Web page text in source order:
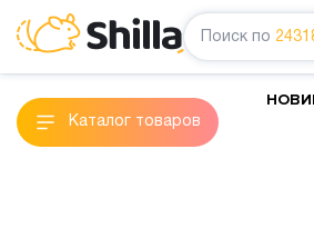
Поиск по
Каталог товаров